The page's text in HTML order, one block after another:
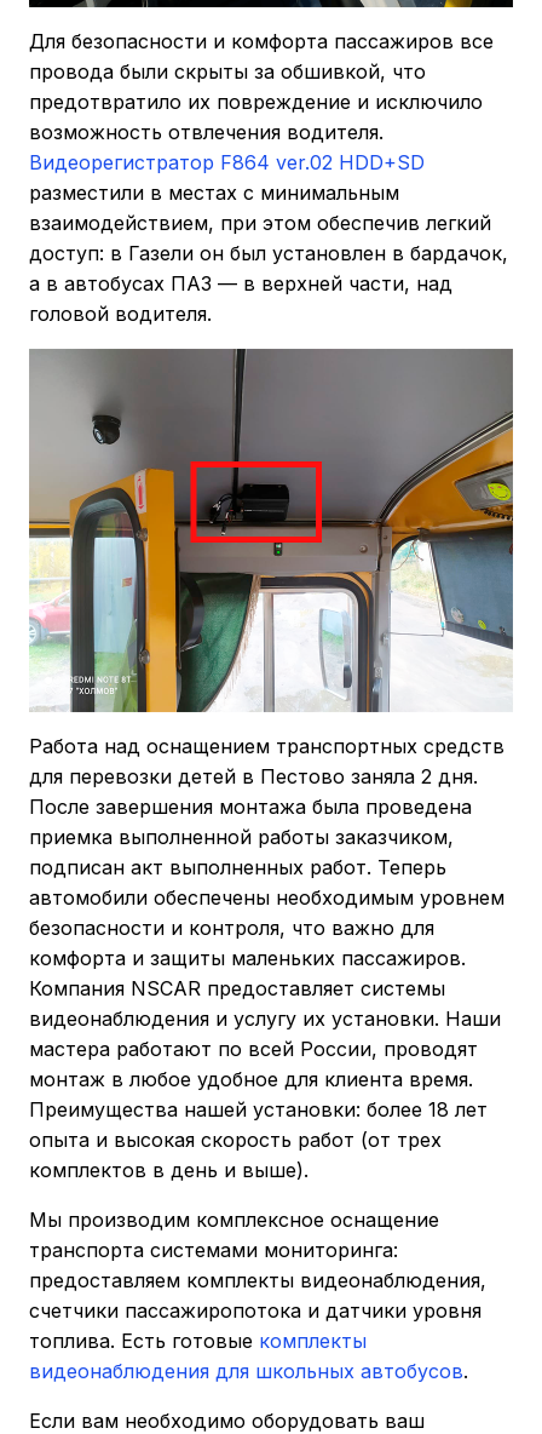
Для безопасности и комфорта пассажиров все
провода были скрыты за обшивкой, что
предотвратило их повреждение и исключило
возможность отвлечения водителя.
Видеорегистратор F864 ver.02 HDD+SD
разместили в местах с минимальным
взаимодействием, при этом обеспечив легкий
доступ: в Газели он был установлен в бардачок,
а в автобусах ПАЗ — в верхней части, над
головой водителя.
Работа над оснащением транспортных средств
для перевозки детей в Пестово заняла 2 дня.
После завершения монтажа была проведена
приемка выполненной работы заказчиком,
подписан акт выполненных работ. Теперь
автомобили обеспечены необходимым уровнем
безопасности и контроля, что важно для
комфорта и защиты маленьких пассажиров.
Компания NSCAR предоставляет системы
видеонаблюдения и услугу их установки. Наши
мастера работают по всей России, проводят
монтаж в любое удобное для клиента время.
Преимущества нашей установки: более 18 лет
опыта и высокая скорость работ (от трех
комплектов в день и выше).
Мы производим комплексное оснащение
транспорта системами мониторинга:
предоставляем комплекты видеонаблюдения,
счетчики пассажиропотока и датчики уровня
топлива. Есть готовые комплекты
видеонаблюдения для школьных автобусов.
Если вам необходимо оборудовать ваш